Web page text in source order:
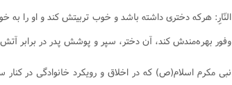
النّارِ: هرکه دخترى داشته باشد و خوب تربیتش کند و او را به
وفور بهره‌مندش کند، آن دختر، سپر و پوشش پدر در برابر آتش
نبی مکرم اسلام(ص) که در اخلاق و رویکرد خانوادگی در